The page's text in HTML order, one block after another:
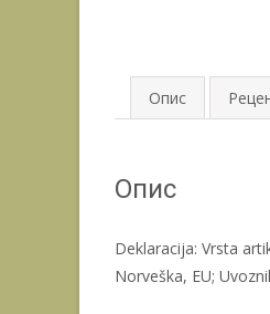
Опис
Опис
Deklaracija: Vrsta
Norveška, EU;